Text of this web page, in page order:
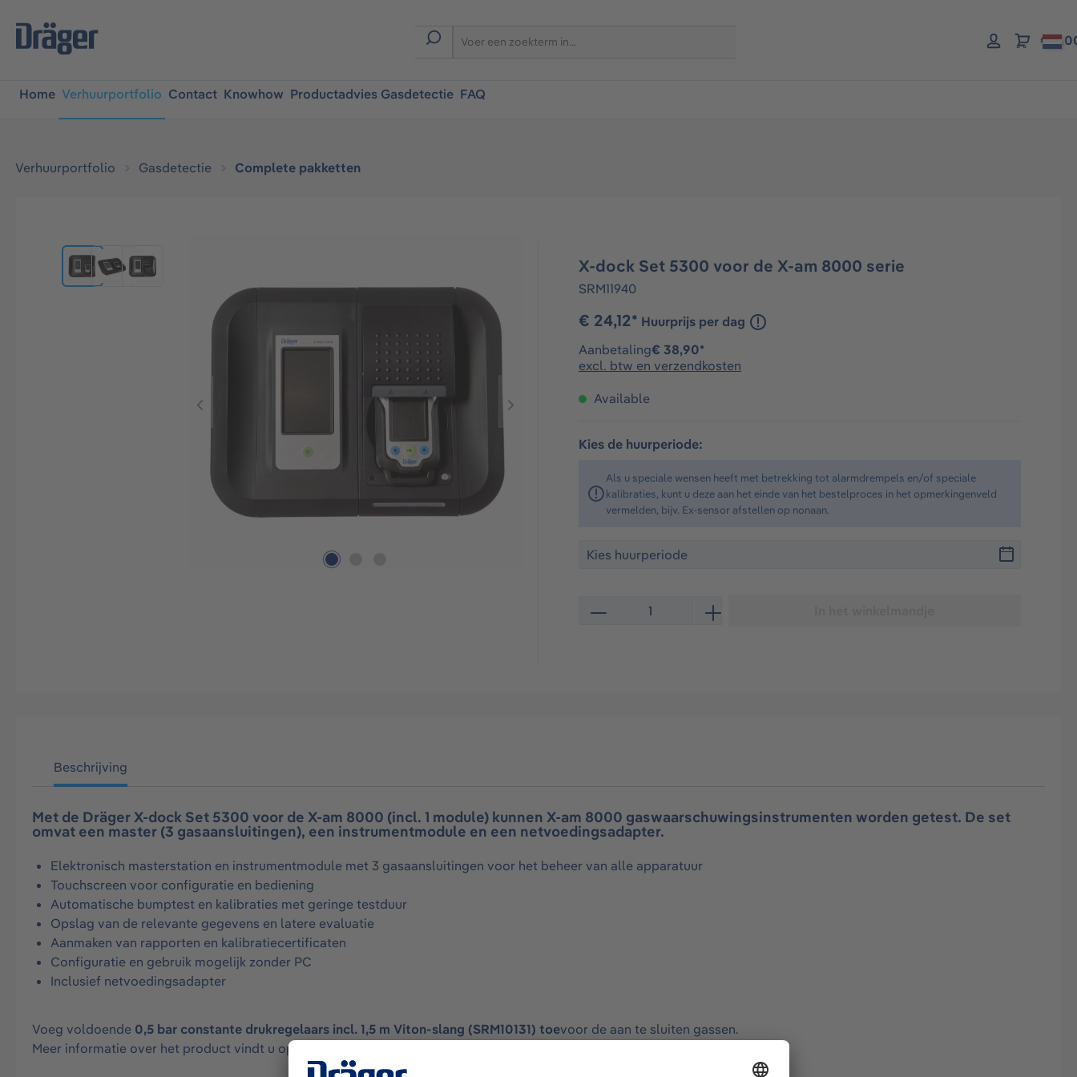
€
Home Verhuurportfolio Contact Knowhow Productadvies Gasdetectie FAQ
Verhuurportfolio Gasdetectie Complete pakketten
X-dock Set 5300 voor de X-am 8000 serie
SRM11940
Huurprijs per dag
€ 24,12*
Aanbetaling€ 38,90*
excl. btw en verzendkosten
Available
Kies de huurperiode:
Als u speciale wensen heeft met betrekking tot alarmdrempels en/of speciale
kalibraties, kunt u deze aan het einde van het bestelproces in het opmerkingenveld
vermelden, bijv. Ex-sensor afstellen op nonaan.
Producthoeveelheid: Voer de gewenste hoeveelheid in of gebruik de knoppen
Beschrijving
Met de Dräger X-dock Set 5300 voor de X-am 8000 (incl. 1 module) kunnen X-am 8000 gaswaarschuwingsinstrumenten worden getest. De set
omvat een master (3 gasaansluitingen), een instrumentmodule en een netvoedingsadapter.
Elektronisch masterstation en instrumentmodule met 3 gasaansluitingen voor het beheer van alle apparatuur
Touchscreen voor configuratie en bediening
Automatische bumptest en kalibraties met geringe testduur
Opslag van de relevante gegevens en latere evaluatie
Aanmaken van rapporten en kalibratiecertificaten
Configuratie en gebruik mogelijk zonder PC
Inclusief netvoedingsadapter
Voeg voldoende 0,5 bar constante drukregelaars incl. 1,5 m Viton-slang (SRM10131) toevoor de aan te sluiten gassen.
Meer informatie over het product vindt u op onze website. Volg de